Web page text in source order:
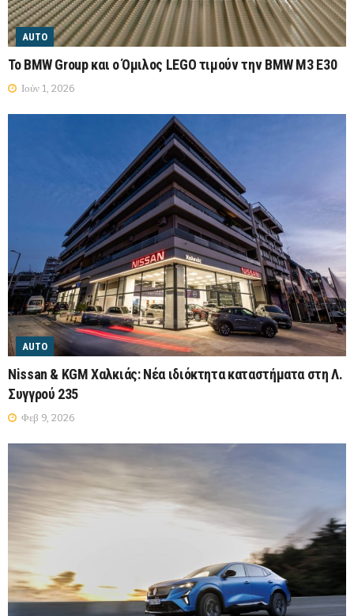
AUTO
Το BMW Group και ο Όμιλος LEGO τιμούν την BMW M3 E30
Ιούν 1, 2026
AUTO
Nissan & KGM Χαλκιάς: Νέα ιδιόκτητα καταστήματα στη Λ.
Συγγρού 235
Φεβ 9, 2026